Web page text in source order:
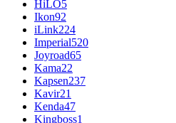
HiLO5
Ikon92
iLink224
Imperial520
Joyroad65
Kama22
Kapsen237
Kavir21
Kenda47
Kingboss1